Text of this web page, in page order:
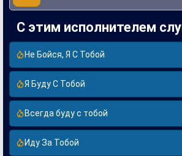
С этим исполнителем
Не Бойся, Я С Тобой
Я Буду С Тобой
Всегда буду с тобой
Иду За Тобой